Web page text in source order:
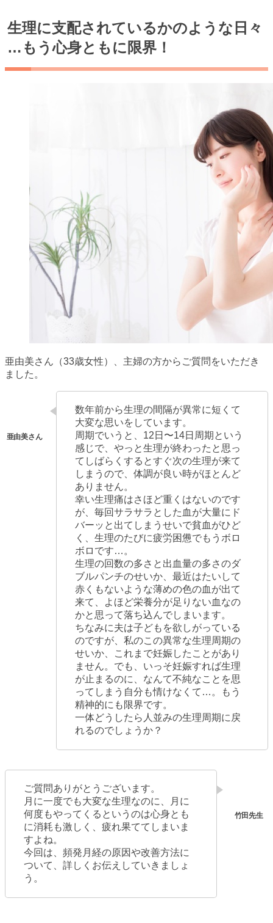
生理に支配されているかのような日々
…もう心身ともに限界！
亜由美さん（33歳女性）、主婦の方からご質問をいただき
ました。
数年前から生理の間隔が異常に短くて
大変な思いをしています。
周期でいうと、12日〜14日周期という
感じで、やっと生理が終わったと思っ
てしばらくするとすぐ次の生理が来て
しまうので、体調が良い時がほとんど
ありません。
幸い生理痛はさほど重くはないのです
が、毎回サラサラとした血が大量にド
バーッと出てしまうせいで貧血がひど
く、生理のたびに疲労困憊でもうボロ
ボロです…。
生理の回数の多さと出血量の多さのダ
ブルパンチのせいか、最近はたいして
赤くもないような薄めの色の血が出て
来て、よほど栄養分が足りない血なの
かと思って落ち込んでしまいます。
ちなみに夫は子どもを欲しがっている
のですが、私のこの異常な生理周期の
せいか、これまで妊娠したことがあり
ません。でも、いっそ妊娠すれば生理
が止まるのに、なんて不純なことを思
ってしまう自分も情けなくて…。もう
精神的にも限界です。
一体どうしたら人並みの生理周期に戻
れるのでしょうか？
ご質問ありがとうございます。
月に一度でも大変な生理なのに、月に
何度もやってくるというのは心身とも
に消耗も激しく、疲れ果ててしまいま
すよね。
今回は、頻発月経の原因や改善方法に
ついて、詳しくお伝えしていきましょ
う。